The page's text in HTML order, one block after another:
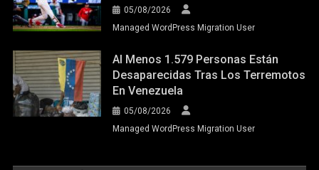
05/08/2026
Managed WordPress Migration User
Al Menos 1.579 Personas Están
Desaparecidas Tras Los Terremotos
En Venezuela
05/08/2026
Managed WordPress Migration User